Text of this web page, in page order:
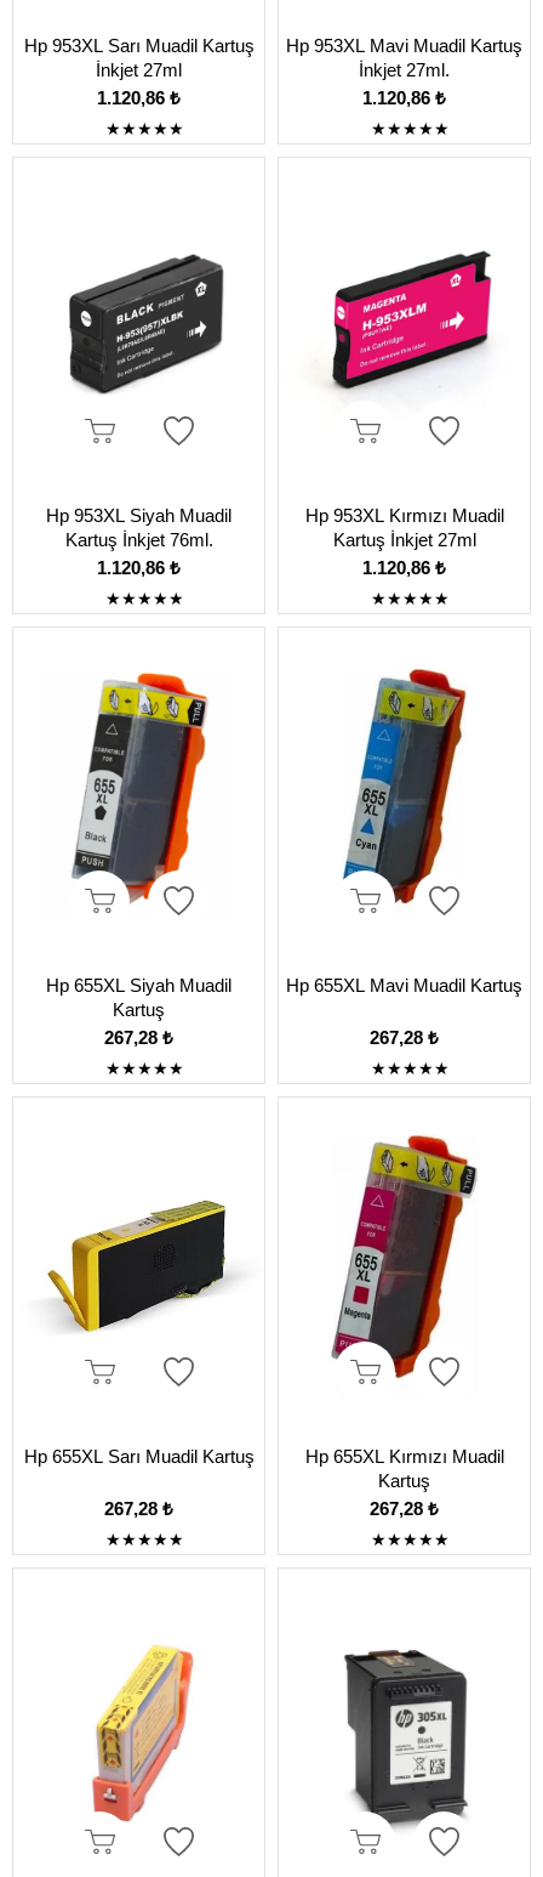
Hp 953XL Sarı Muadil Kartuş
İnkjet 27ml
★★★★★
1.120,86 ₺
Hp 953XL Mavi Muadil Kartuş
İnkjet 27ml.
★★★★★
1.120,86 ₺
Hp 953XL Siyah Muadil
Kartuş İnkjet 76ml.
★★★★★
1.120,86 ₺
Hp 953XL Kırmızı Muadil
Kartuş İnkjet 27ml
★★★★★
1.120,86 ₺
Hp 655XL Siyah Muadil
Kartuş
★★★★★
267,28 ₺
Hp 655XL Mavi Muadil Kartuş
★★★★★
267,28 ₺
Hp 655XL Sarı Muadil Kartuş
★★★★★
267,28 ₺
Hp 655XL Kırmızı Muadil
Kartuş
★★★★★
267,28 ₺